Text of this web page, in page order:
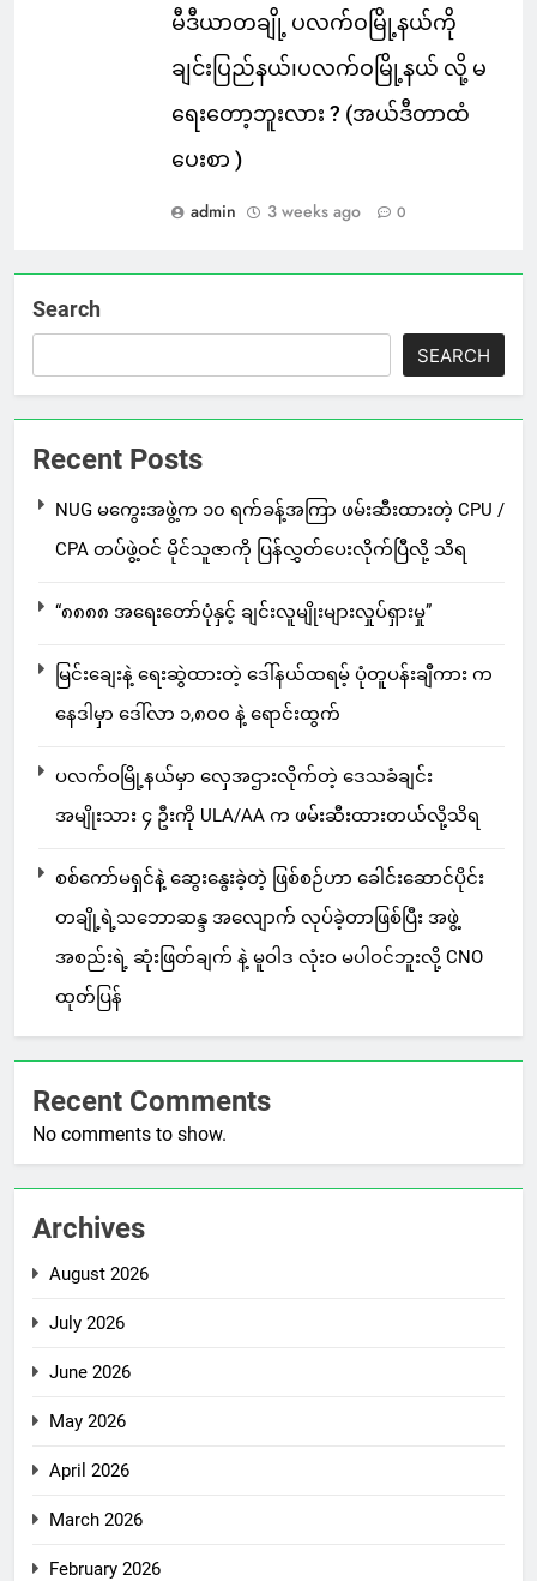
မီဒီယာတချို့ ပလက်ဝမြို့နယ်ကို
ချင်းပြည်နယ်၊ပလက်ဝမြို့နယ် လို့ မ
ရေးတော့ဘူးလား ? (အယ်ဒီတာထံ
ပေးစာ )
admin 3 weeks ago 0
Search
SEARCH
Recent Posts
NUG မကွေးအဖွဲ့က ၁၀ ရက်ခန့်အကြာ ဖမ်းဆီးထားတဲ့ CPU /
CPA တပ်ဖွဲ့ဝင် မိုင်သူဇာကို ပြန်လွှတ်ပေးလိုက်ပြီလို့ သိရ
“၈၈၈၈ အရေးတော်ပုံနှင့် ချင်းလူမျိုးများလှုပ်ရှားမှု”
မြင်းချေးနဲ့ ရေးဆွဲထားတဲ့ ဒေါ်နယ်ထရမ့် ပုံတူပန်းချီကား က
နေဒါမှာ ဒေါ်လာ ၁,၈၀၀ နဲ့ ရောင်းထွက်
ပလက်ဝမြို့နယ်မှာ လှေအဌားလိုက်တဲ့ ဒေသခံချင်း
အမျိုးသား ၄ ဦးကို ULA/AA က ဖမ်းဆီးထားတယ်လို့သိရ
စစ်ကော်မရှင်နဲ့ ဆွေးနွေးခဲ့တဲ့ ဖြစ်စဉ်ဟာ ခေါင်းဆောင်ပိုင်း
တချို့ရဲ့သဘောဆန္ဒ အလျောက် လုပ်ခဲ့တာဖြစ်ပြီး အဖွဲ့
အစည်းရဲ့ ဆုံးဖြတ်ချက် နဲ့ မူဝါဒ လုံးဝ မပါဝင်ဘူးလို့ CNO
ထုတ်ပြန်
Recent Comments
No comments to show.
Archives
August 2026
July 2026
June 2026
May 2026
April 2026
March 2026
February 2026